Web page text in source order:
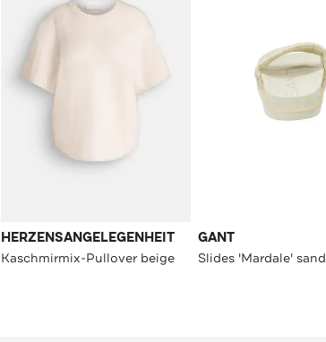
HERZENSANGELEGENHEIT
Kaschmirmix-Pullover beige
GANT
Slides 'Mardale' sand